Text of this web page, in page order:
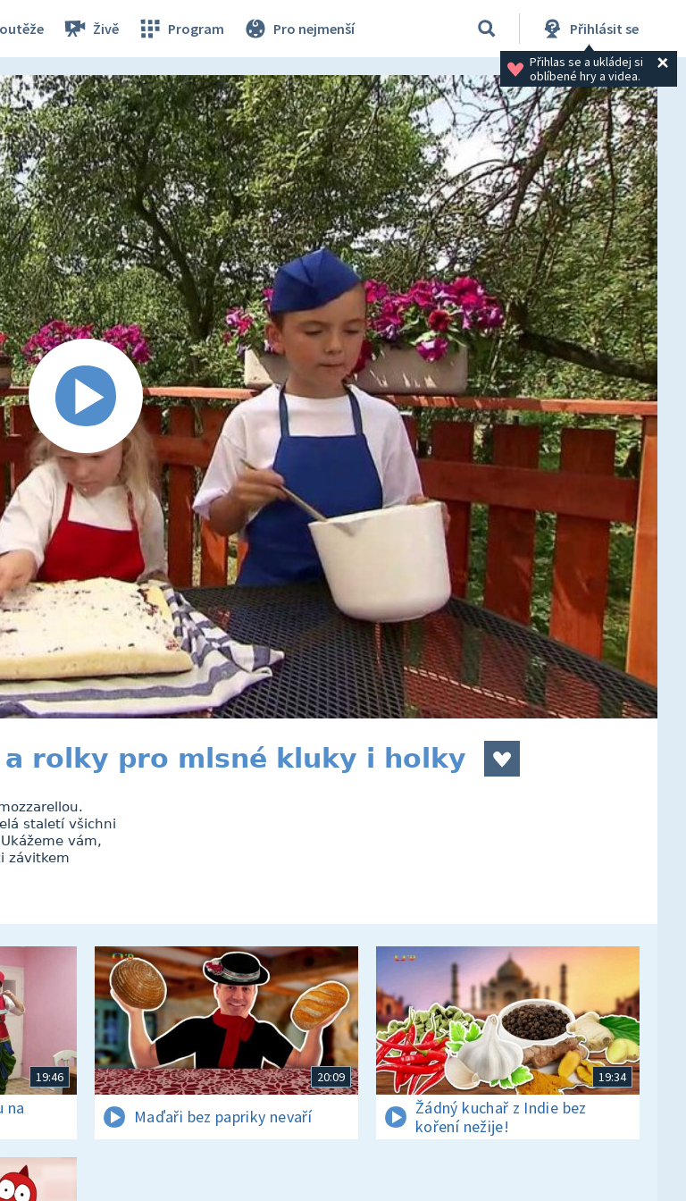
Živě Program Pro nejmenší Přihlásit se
Přihlas se a ukládej si
oblíbené hry a videa.
rolky pro mlsné kluky i holky
staletí všichni
vám,
závitkem
19:46
na
20:09
Maďaři bez papriky nevaří
19:34
Žádný kuchař z Indie bez
koření nežije!